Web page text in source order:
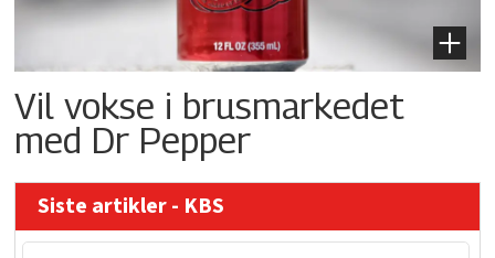
Vil vokse i brusmarkedet
med Dr Pepper
Siste artikler - KBS